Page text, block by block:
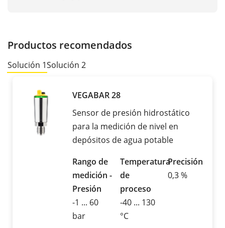
Productos recomendados
Solución 1Solución 2
VEGABAR 28
Sensor de presión hidrostático
para la medición de nivel en
depósitos de agua potable
Rango de
medición -
Presión
-1 ... 60
bar
Temperatura
de
proceso
-40 ... 130
°C
Precisión
0,3 %